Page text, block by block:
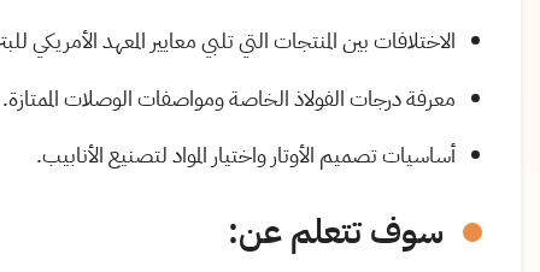
الاختلافات بين المنتجات التي تلبي معايير المعهد الأمريكي
معرفة درجات الفولاذ الخاصة ومواصفات الوصلات الممتازة.
أساسيات تصميم الأوتار واختيار المواد لتصنيع الأنابيب.
سوف تتعلم عن: